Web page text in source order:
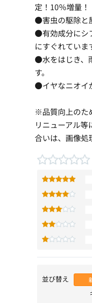
定！10％増量！
●害虫の駆除と
●有効成分にシ
にすぐれていま
●水をはじき、
す。
●イヤなニオイ
※品質向上のた
リニューアル
合いは、画像処
並び替え